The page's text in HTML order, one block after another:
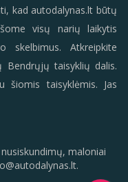
kad autodalynas.lt būtų
visų narių laikytis
skelbimus. Atkreipkite
taisyklių dalis.
šiomis taisyklėmis. Jas
maloniai
@autodalynas.lt.